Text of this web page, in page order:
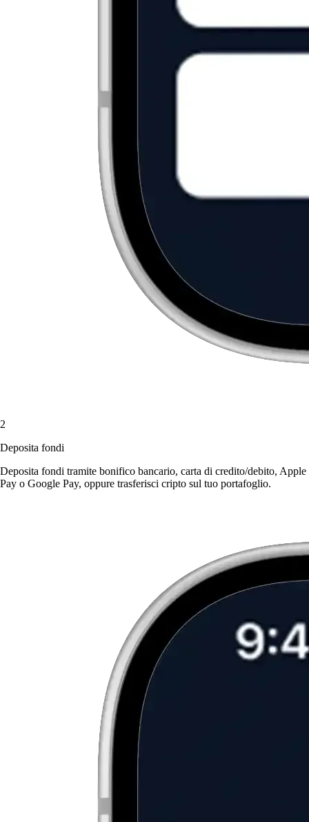
2
Deposita fondi
Deposita fondi tramite bonifico bancario, carta di credito/debito, Apple
Pay o Google Pay, oppure trasferisci cripto sul tuo portafoglio.